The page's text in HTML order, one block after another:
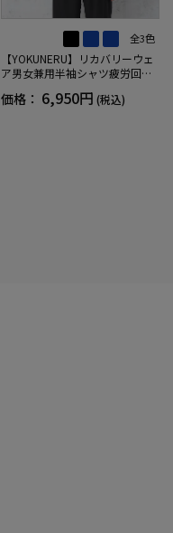
全3色
【YOKUNERU】リカバリーウェ
ア男女兼用半袖シャツ疲労回復
(R)【一般医療機器】SS～LLサイ
価格： 6,950円 (税込)